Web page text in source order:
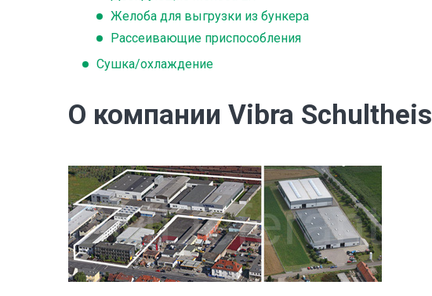
Желоба для выгрузки из бункера
Рассеивающие приспособления
Сушка/охлаждение
О компании Vibra Schultheis